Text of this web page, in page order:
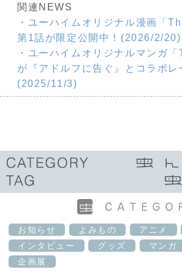
関連NEWS
・ユーハイムオリジナル漫画「
第1話が限定公開中！(2026/2/20)
・ユーハイムオリジナルマンガ
が『アドルフに告ぐ』とコラボレ
(2025/11/3)
お知らせ よみもの アニメ
インタビュー
グッズ マンガ
企画展